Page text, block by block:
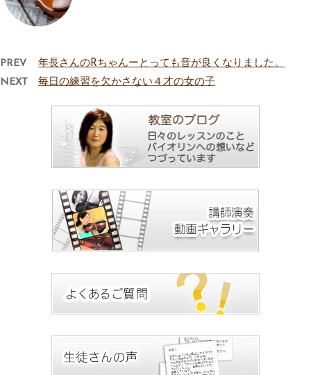
PREV
年長さんのRちゃんーとっても音が良くなりました。
NEXT
毎日の練習を欠かさない４才の女の子